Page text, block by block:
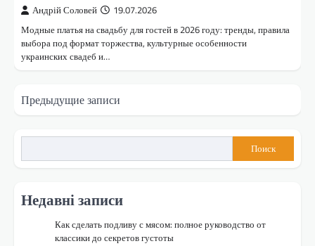
Андрій Соловей 19.07.2026
Модные платья на свадьбу для гостей в 2026 году: тренды, правила
выбора под формат торжества, культурные особенности
украинских свадеб и…
Навигация
по
записям
Предыдущие записи
Поиск
Недавні записи
Как сделать подливу с мясом: полное руководство от
классики до секретов густоты